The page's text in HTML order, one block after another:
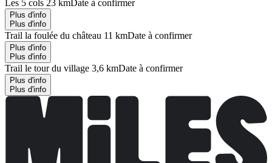
Les 5 cols 23 kmDate à confirmer
Plus d'info
Plus d'info
Trail la foulée du château 11 kmDate à confirmer
Plus d'info
Plus d'info
Trail le tour du village 3,6 kmDate à confirmer
Plus d'info
Plus d'info